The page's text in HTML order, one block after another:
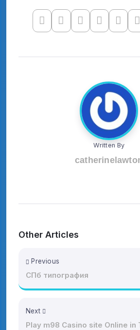
Written By
Other Articles
Previous
СПб типография
Next
Play m98 Casino site Online in